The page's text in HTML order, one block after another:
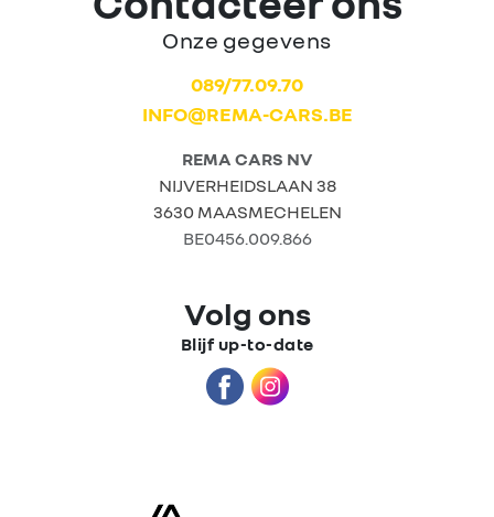
Home
Tweedehands
wagens
Stock wagens
Carrosserie
Wie zijn we?
Onze gegevens
089/77.09.70
INFO@REMA-CARS.BE
REMA CARS NV
NIJVERHEIDSLAAN 38
3630 MAASMECHELEN
BE0456.009.866
Volg ons
Blijf up-to-date